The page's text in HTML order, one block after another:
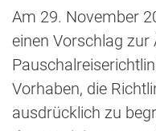
Am 29. November
einen Vorschlag zur
Vorhaben, die
ausdrücklich zu